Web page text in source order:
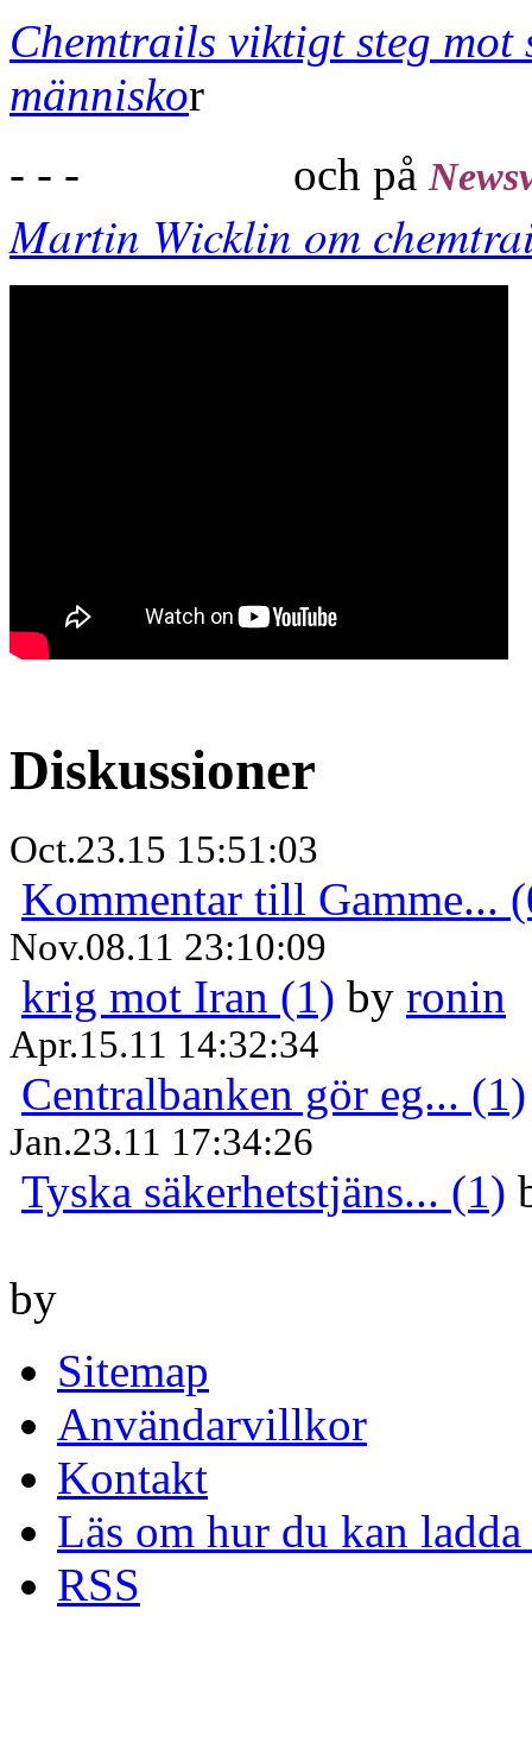
Chemtrails viktigt steg
människor
- - - och på
Martin Wicklin om
Diskussioner
Oct.23.15 15:51:03
Kommentar till Gamme...
Nov.08.11 23:10:09
krig mot Iran (1) by ronin
Apr.15.11 14:32:34
Centralbanken gör eg... (1)
Jan.23.11 17:34:26
Tyska säkerhetstjäns... (1)
by
Sitemap
Användarvillkor
Kontakt
Läs om hur du kan
RSS